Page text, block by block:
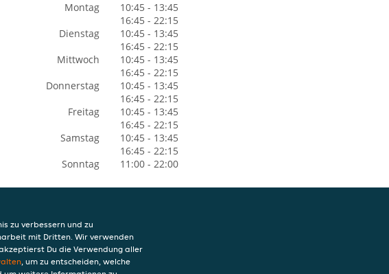
Montag
10:45 - 13:45
16:45 - 22:15
Dienstag
10:45 - 13:45
16:45 - 22:15
Mittwoch
10:45 - 13:45
16:45 - 22:15
Donnerstag
10:45 - 13:45
16:45 - 22:15
Freitag
10:45 - 13:45
16:45 - 22:15
Samstag
10:45 - 13:45
16:45 - 22:15
Sonntag
11:00 - 22:00
INFO
AGB
zu verbessern und zu
mit Dritten. Wir verwenden
Du die Verwendung aller
, um zu entscheiden, welche